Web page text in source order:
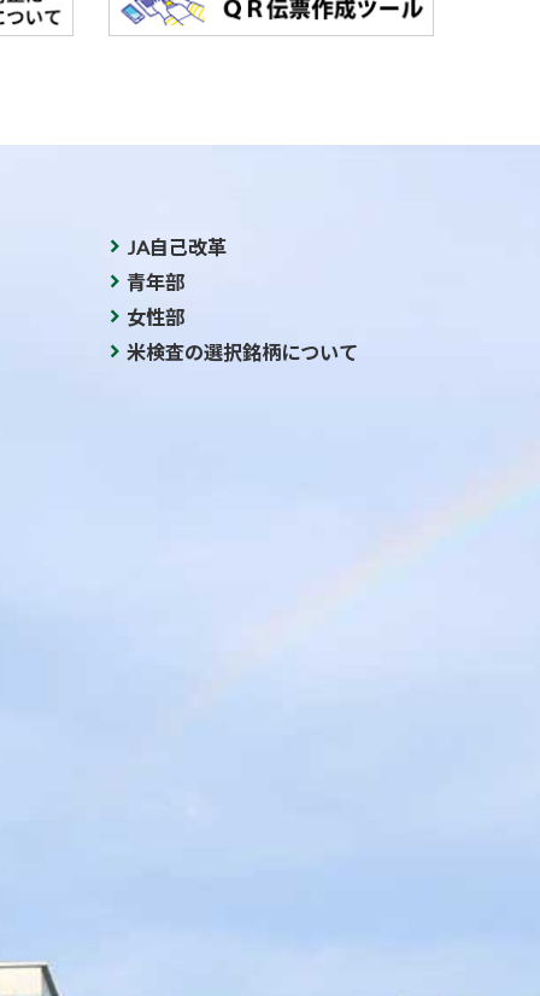
JA自己改革
青年部
女性部
米検査の選択銘柄について